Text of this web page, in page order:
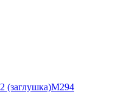
(заглушка)М294